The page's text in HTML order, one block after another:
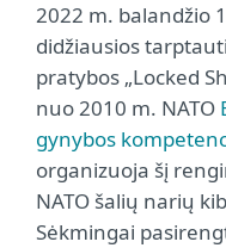
2022 m. balandžio
didžiausios
pratybos „Locked
nuo 2010 m. NATO
gynybos
organizuoja šį
NATO šalių narių
Sėkmingai